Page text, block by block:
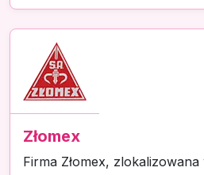
Złomex
Firma Złomex,